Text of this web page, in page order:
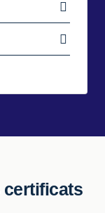
certificats